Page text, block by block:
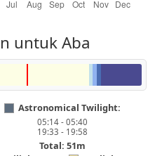
untuk Aba
Astronomical Twilight:
05:14 - 05:40
19:33 - 19:58
Total: 51m